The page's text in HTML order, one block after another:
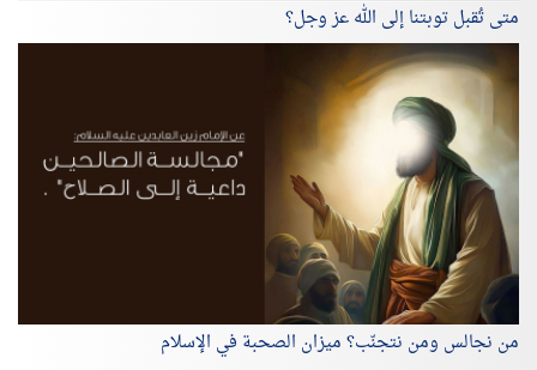
متى تُقبل توبتنا إلى الله عز وجل؟
من نجالس ومن نتجنّب؟ ميزان الصحبة في الإسلام